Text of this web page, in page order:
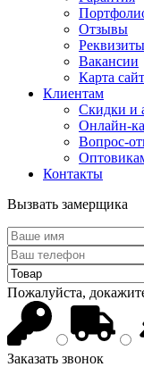
Отзывы
Реквизиты
Вакансии
Карта
Клиентам
Скидки и
Онлайн-
Вопрос-
Контакты
Вызвать замерщика
Пожалуйста,
Заказать звонок